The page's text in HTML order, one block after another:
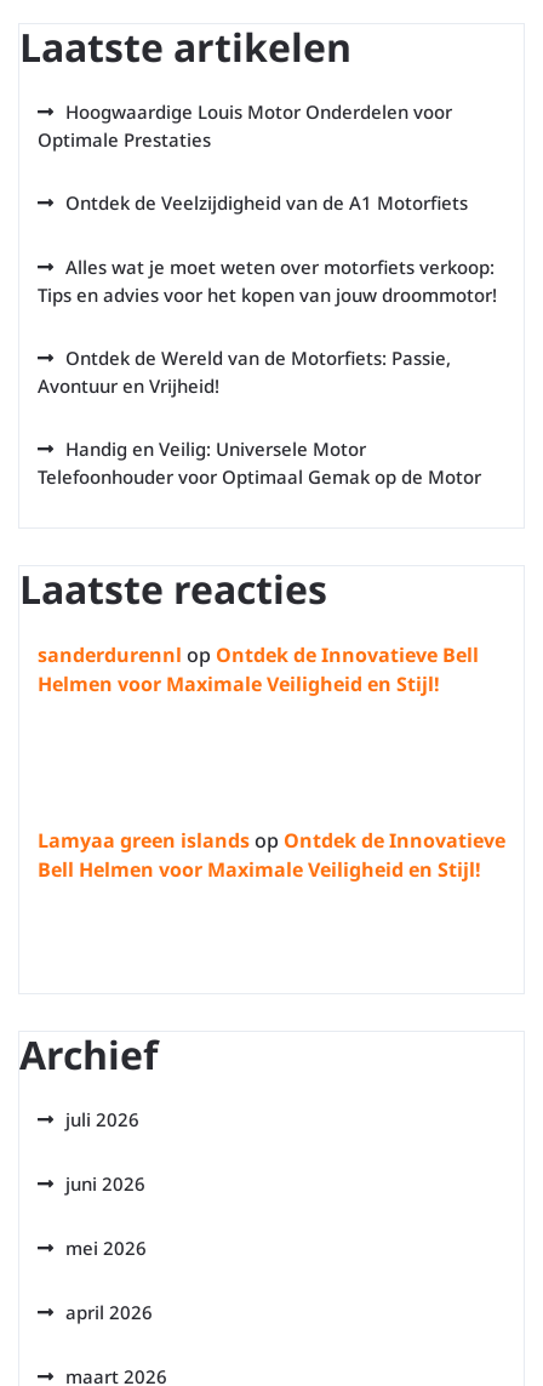
Laatste artikelen
Hoogwaardige Louis Motor Onderdelen voor
Optimale Prestaties
Ontdek de Veelzijdigheid van de A1 Motorfiets
Alles wat je moet weten over motorfiets verkoop:
Tips en advies voor het kopen van jouw droommotor!
Ontdek de Wereld van de Motorfiets: Passie,
Avontuur en Vrijheid!
Handig en Veilig: Universele Motor
Telefoonhouder voor Optimaal Gemak op de Motor
Laatste reacties
sanderdurennl op Ontdek de Innovatieve Bell
Helmen voor Maximale Veiligheid en Stijl!
Lamyaa green islandsop Ontdek de Innovatieve
Bell Helmen voor Maximale Veiligheid en Stijl!
Archief
juli 2026
juni 2026
mei 2026
april 2026
maart 2026